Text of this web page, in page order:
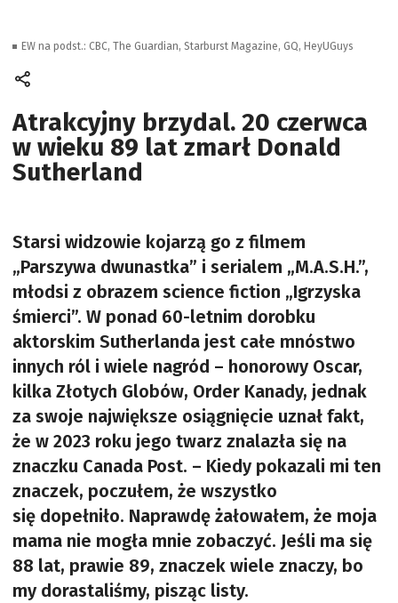
Atrakcyjny brzydal. 20 czerwca
w wieku 89 lat zmarł Donald
Sutherland
Starsi widzowie kojarzą go z filmem
„Parszywa dwunastka” i serialem „M.A.S.H.”,
młodsi z obrazem science fiction „Igrzyska
śmierci”. W ponad 60-letnim dorobku
aktorskim Sutherlanda jest całe mnóstwo
innych ról i wiele nagród – honorowy Oscar,
kilka Złotych Globów, Order Kanady, jednak
za swoje największe osiągnięcie uznał fakt,
że w 2023 roku jego twarz znalazła się na
znaczku Canada Post. – Kiedy pokazali mi ten
znaczek, poczułem, że wszystko
się dopełniło. Naprawdę żałowałem, że moja
mama nie mogła mnie zobaczyć. Jeśli ma się
88 lat, prawie 89, znaczek wiele znaczy, bo
my dorastaliśmy, pisząc listy.
EW na podst.: CBC, The Guardian, Starburst Magazine, GQ, HeyUGuys